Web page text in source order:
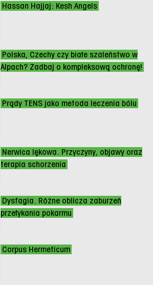
Hassan Hajjaj: Kesh Angels
Polska, Czechy czy białe szaleństwo w
Alpach? Zadbaj o kompleksową ochronę!
Prądy TENS jako metoda leczenia bólu
Nerwica lękowa. Przyczyny, objawy oraz
terapia schorzenia
Dysfagia. Różne oblicza zaburzeń
przełykania pokarmu
Corpus Hermeticum